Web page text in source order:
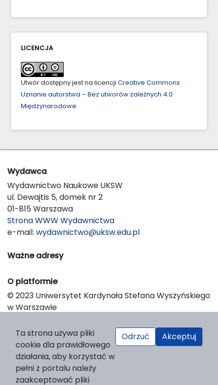
LICENCJA
Utwór dostępny jest na licencji Creative Commons
Uznanie autorstwa – Bez utworów zależnych 4.0
Międzynarodowe.
Wydawca
Wydawnictwo Naukowe UKSW
ul. Dewajtis 5, domek nr 2
01-815 Warszawa
Strona WWW Wydawnictwa
e-mail: wydawnictwo@uksw.edu.pl
Ważne adresy
O platformie
© 2023 Uniwersytet Kardynała Stefana Wyszyńskiego
w Warszawie
Platform & Workflow by OJS/PKP
Ta strona używa pliki
cookie dla prawidłowego
działania, aby korzystać w
pełni z portalu należy
zaakceptować pliki
Odrzuć Akceptuj